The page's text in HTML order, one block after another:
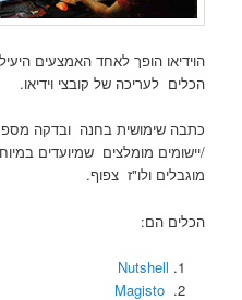
הוידיאו הופך לאחד האמצעים
הכלים לעריכה של קובצי וידיאו.
/יישומים מומלצים שמיועדים
מוגבלים ולו"ז צפוף.
הכלים הם:
Nutshell